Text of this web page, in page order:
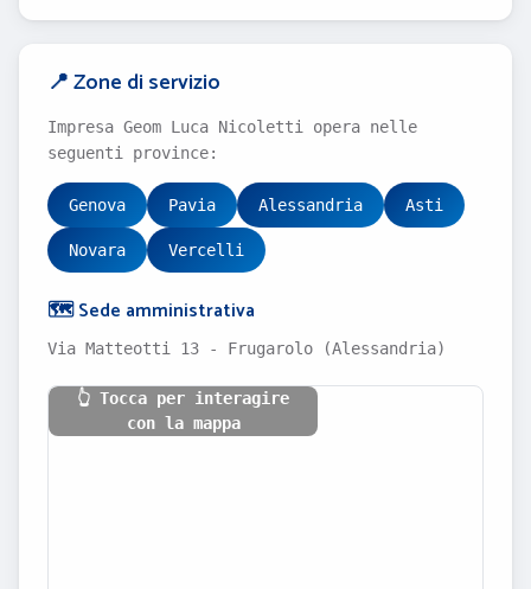
📍 Zone di servizio
Impresa Geom Luca Nicoletti opera nelle
seguenti province:
Genova Pavia Alessandria Asti
Novara Vercelli
🗺️ Sede amministrativa
Via Matteotti 13 - Frugarolo (Alessandria)
👆 Tocca per interagire
con la mappa